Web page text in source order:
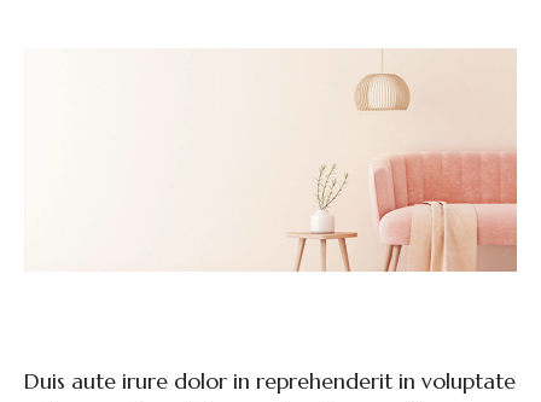
Duis aute irure dolor in reprehenderit in voluptate